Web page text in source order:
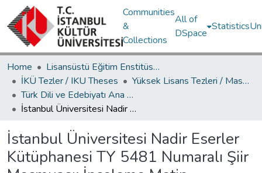
Communities
&
Collections
All of
DSpace
Statistics
Home
Lisansüstü Eğitim Enstitüsü / Postgraduate Education Institute
İKÜ Tezler / IKU Theses
Yüksek Lisans Tezleri / Master's Theses
Türk Dili ve Edebiyatı Ana Bilim Dalı / Department of Turkish Language and Literature
İstanbul Üniversitesi Nadir Eserler Kütüphanesi TY 5481 Numaralı Şiir Mecmuası: İnceleme Metin MESTAP'a Göre Tasnifi
İstanbul Üniversitesi Nadir Eserler
Kütüphanesi TY 5481 Numaralı Şiir